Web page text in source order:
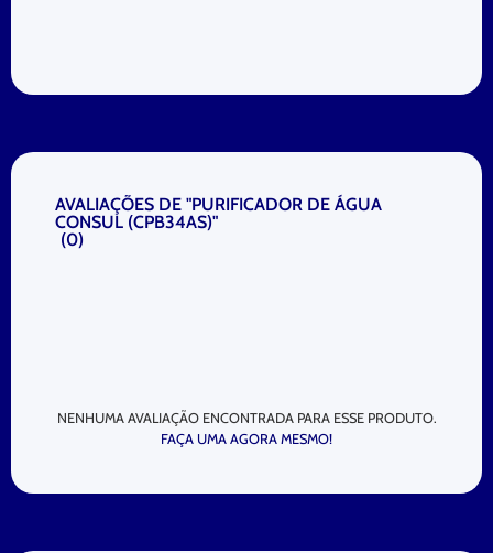
AVALIAÇÕES DE "PURIFICADOR DE ÁGUA
CONSUL (CPB34AS)"
(0)
NENHUMA AVALIAÇÃO ENCONTRADA PARA ESSE PRODUTO.
FAÇA UMA AGORA MESMO!